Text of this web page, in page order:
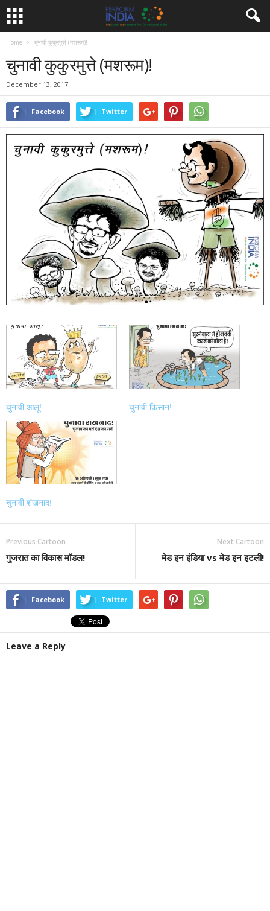
Home चुनावी कुकुरमुत्ते (मशरूम)!
चुनावी कुकुरमुत्ते (मशरूम)!
December 13, 2017
Facebook Twitter
चुनावी आलू! चुनावी किसान!
चुनावी शंखनाद!
Previous Cartoon
गुजरात का विकास मॉडल!
Next Cartoon
मेड इन इंडिया vs मेड इन इटली!
Facebook Twitter
Leave a Reply